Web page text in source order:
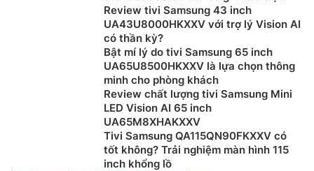
Công nghệ Adaptive Sound:Công nghệ này giúp tivi
Samsung 43 inch QA43Q7FAAKXXV tối ưu âm thanh
hóa dựa trên phân tích từng phân cảnh theo thời gian
thục tương ứng với từng loại nội dung.
Hình nền sáng tạo với AI:Chọn từ khóa cho giao diện
màn hình tivi mà bạn mong muốn, và để AI tạo nên
Review tivi Samsung 43 inch
UA43U8000HKXXV với trợ lý Vision AI
có thần kỳ?
Bật mí lý do tivi Samsung 65 inch
UA65U8500HKXXV là lựa chọn thông
minh cho phòng khách
Review chất lượng tivi Samsung Mini
LED Vision AI 65 inch
UA65M8XHAKXXV
Tivi Samsung QA115QN90FKXXV có
tốt không? Trải nghiệm màn hình 115
inch khổng lồ